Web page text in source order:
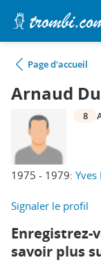
Page d'accueil
Arnaud
1975 - 1979:
8
Signaler le profil
savoir plus